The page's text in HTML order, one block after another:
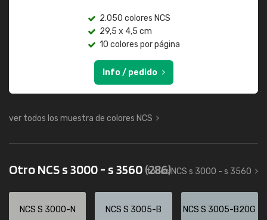
2.050 colores NCS
29,5 x 4,5 cm
10 colores por página
Info / pedido
ver todos los muestra de colores NCS
Otro NCS s 3000 - s 3560(286)
todos NCS s 3000 - s 3560
NCS S 3000-N NCS S 3005-B NCS S 3005-B20G